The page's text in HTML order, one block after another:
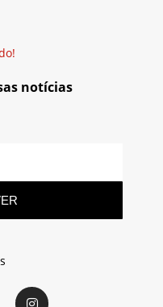
notícias